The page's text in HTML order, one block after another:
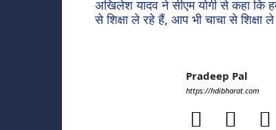
अखिलेश यादव ने सीएम योगी से कहा कि
से शिक्षा ले रहे हैं, आप भी चाचा से शिक्षा
Pradeep Pal
https://hdibharat.com